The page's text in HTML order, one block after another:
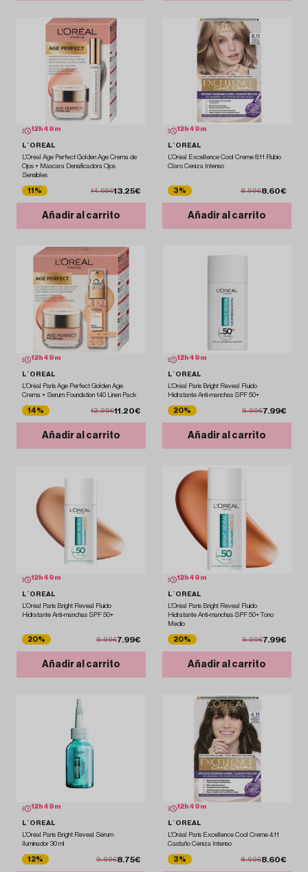
12 h 49 m
L´OREAL
L'Oréal Age Perfect Golden Age Crema de
Ojos + Máscara Densificadora Ojos
Sensibles
11% 14.95€13.25€
Añadir al carrito
12 h 49 m
L´OREAL
L'Oréal Excellence Cool Creme 8.11 Rubio
Claro Ceniza Intenso
3% 8.90€8.60€
Añadir al carrito
12 h 49 m
L´OREAL
L'Oréal Paris Age Perfect Golden Age
Crema + Serum Foundation 140 Linen Pack
14% 12.99€11.20€
Añadir al carrito
12 h 49 m
L´OREAL
L'Oréal Paris Bright Reveal Fluido
Hidratante Anti-manchas SPF 50+
20% 9.99€7.99€
Añadir al carrito
12 h 49 m
L´OREAL
L'Oréal Paris Bright Reveal Fluido
Hidratante Anti-manchas SPF 50+
20% 9.99€7.99€
Añadir al carrito
12 h 49 m
L´OREAL
L'Oréal Paris Bright Reveal Fluido
Hidratante Anti-manchas SPF 50+ Tono
Medio
20% 9.99€7.99€
Añadir al carrito
12 h 49 m
L´OREAL
L'Oréal Paris Bright Reveal Sérum
Iluminador 30 ml
12% 9.99€8.75€
12 h 49 m
L´OREAL
L'Oréal Paris Excellence Cool Creme 4.11
Castaño Ceniza Intenso
3% 8.90€8.60€